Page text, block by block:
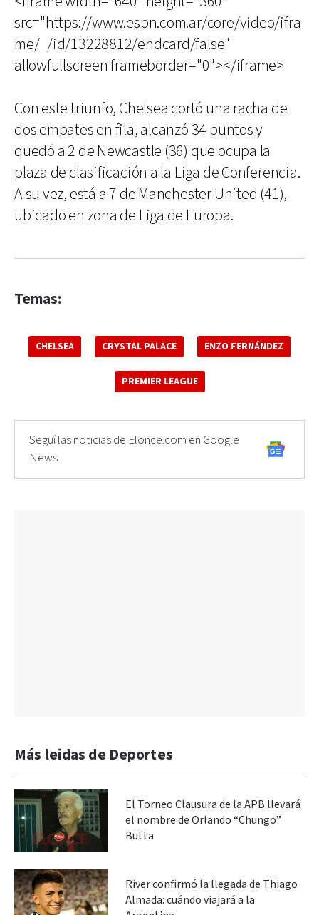
src="https://www.espn.com.ar/core/video/ifra
me/_/id/13228812/endcard/false"
allowfullscreen frameborder="0"></iframe>
Con este triunfo, Chelsea cortó una racha de
dos empates en fila, alcanzó 34 puntos y
quedó a 2 de Newcastle (36) que ocupa la
plaza de clasificación a la Liga de Conferencia.
A su vez, está a 7 de Manchester United (41),
ubicado en zona de Liga de Europa.
Temas:
CHELSEA CRYSTAL PALACE ENZO FERNÁNDEZ
PREMIER LEAGUE
Seguí las noticias de Elonce.com en Google
News
Más leidas de Deportes
El Torneo Clausura de la APB llevará
el nombre de Orlando “Chungo”
Butta
River confirmó la llegada de Thiago
Almada: cuándo viajará a la